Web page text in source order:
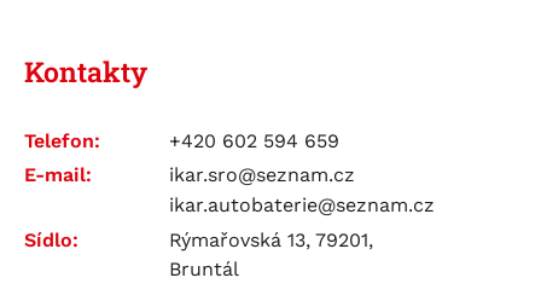
Kontakty
Telefon:
+420 602 594 659
E-mail:
ikar.sro@seznam.cz
ikar.autobaterie@seznam.cz
Sídlo:
Rýmařovská 13, 79201,
Bruntál